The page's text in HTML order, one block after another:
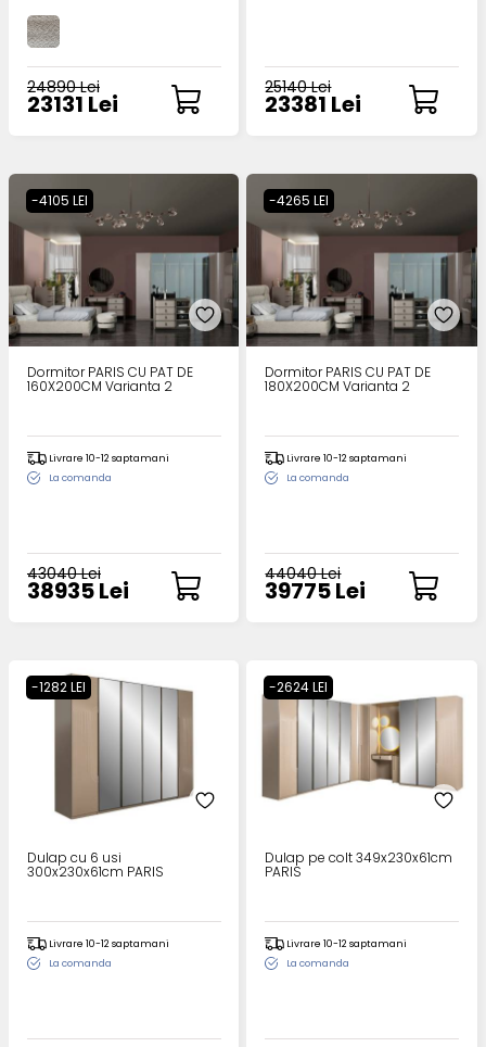
24890 Lei
23131 Lei
25140 Lei
23381 Lei
-4105 LEI
Dormitor PARIS CU PAT DE
160X200CM Varianta 2
Livrare 10-12 saptamani
La comanda
43040 Lei
38935 Lei
-4265 LEI
Dormitor PARIS CU PAT DE
180X200CM Varianta 2
Livrare 10-12 saptamani
La comanda
44040 Lei
39775 Lei
-1282 LEI
Dulap cu 6 usi
300x230x61cm PARIS
Livrare 10-12 saptamani
La comanda
-2624 LEI
Dulap pe colt 349x230x61cm
PARIS
Livrare 10-12 saptamani
La comanda